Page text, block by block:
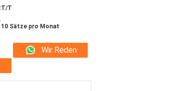
T/T
10 Sätze pro Monat
Wir Reden